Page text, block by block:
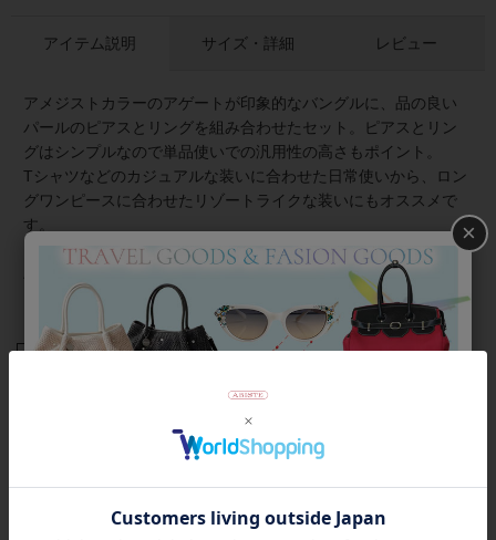
アイテム説明
アメジストカラーのアゲートが印象的なバングルに、品の良い
パールのピアスとリングを組み合わせたセット。ピアスとリン
グはシンプルなので単品使いでの汎用性の高さもポイント。
Tシャツなどのカジュアルな装いに合わせた日常使いから、ロン
グワンピースに合わせたリゾートライクな装いにもオススメで
す。
バングル、リングともに柔らかいメタルを使用しており、サイ
ズは調節可能。優しく調節してご使用ください。
サイズ・詳細 レビュー
商品番号 4230025G-3
×